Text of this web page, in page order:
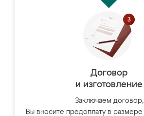
Договор
и изготовление
Заключаем договор,
Вы вносите предоплату в размере